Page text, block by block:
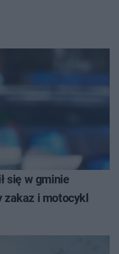
się w gminie
zakaz i motocykl